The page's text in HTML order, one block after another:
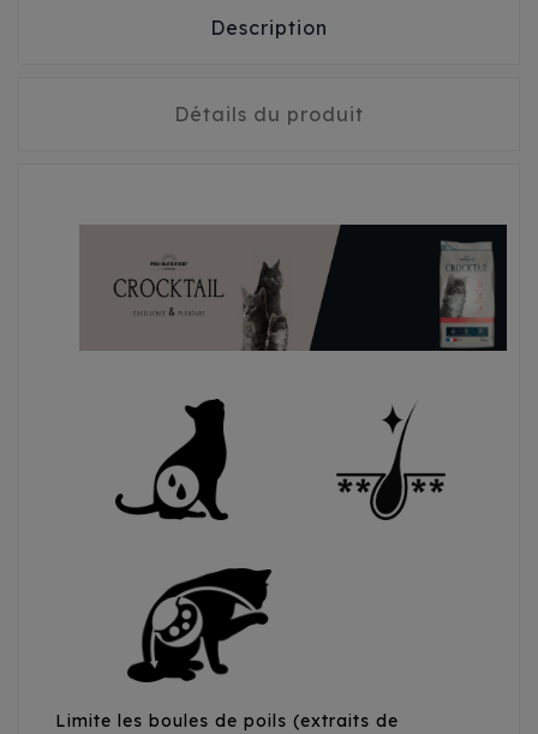
Description
Détails du produit
Limite les boules de poils (extraits de